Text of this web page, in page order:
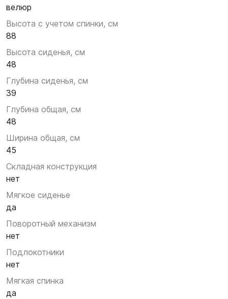
велюр
Высота с учетом спинки, см
88
Высота сиденья, см
48
Глубина сиденья, см
39
Глубина общая, см
48
Ширина общая, см
45
Складная конструкция
нет
Мягкое сиденье
да
Поворотный механизм
нет
Подлокотники
нет
Мягкая спинка
да